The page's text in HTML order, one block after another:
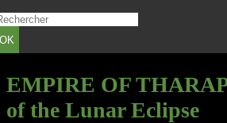
OK
EMPIRE OF
of the Lunar Eclipse